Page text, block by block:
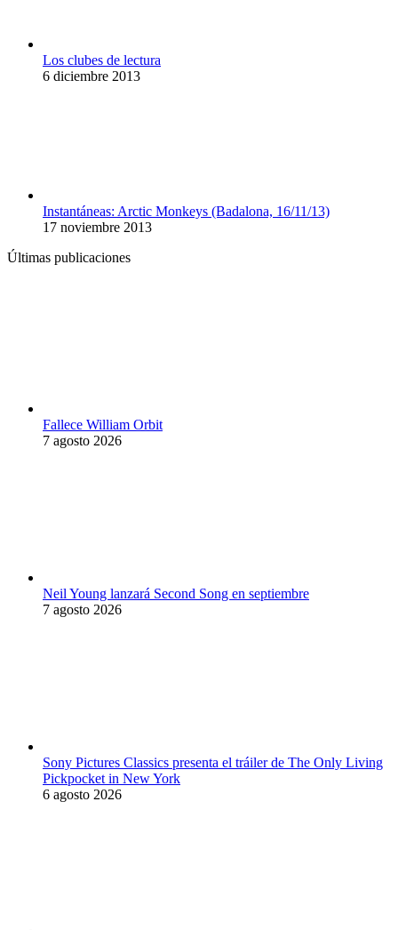
Los clubes de lectura
6 diciembre 2013
Instantáneas: Arctic Monkeys (Badalona, 16/11/13)
17 noviembre 2013
Últimas publicaciones
Fallece William Orbit
7 agosto 2026
Neil Young lanzará Second Song en septiembre
7 agosto 2026
Sony Pictures Classics presenta el tráiler de The Only Living
Pickpocket in New York
6 agosto 2026